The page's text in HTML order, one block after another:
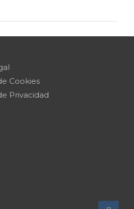
Cookies
Privacidad